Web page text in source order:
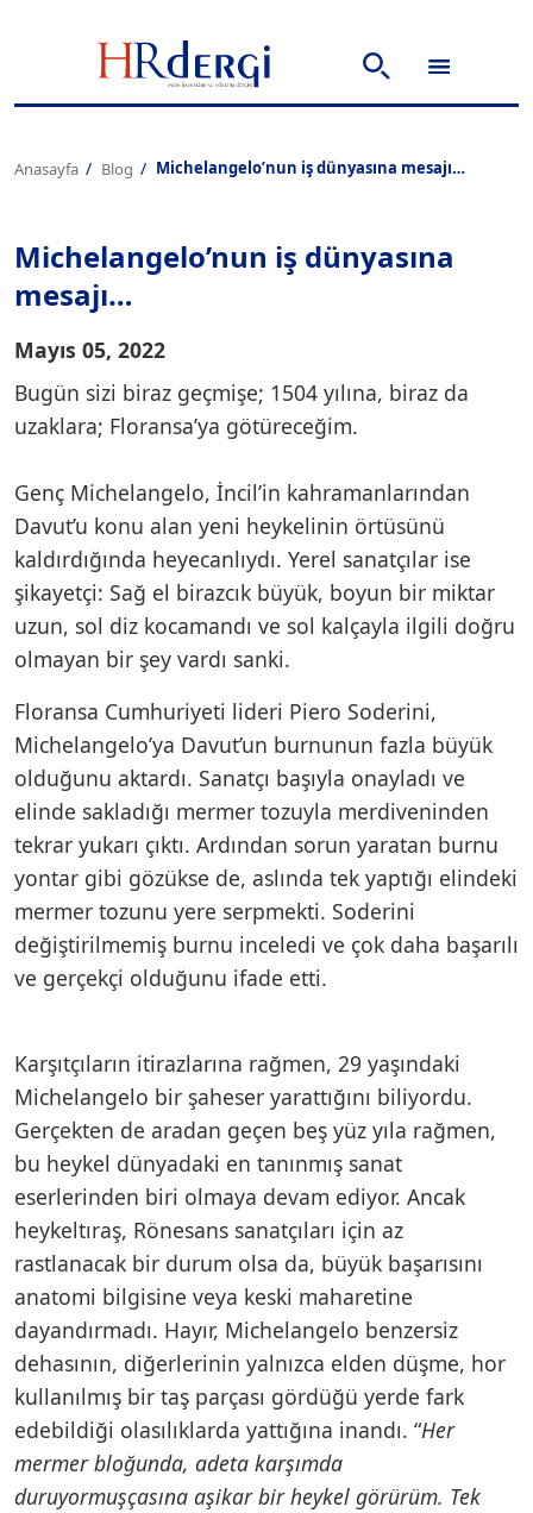
Anasayfa Blog Michelangelo’nun iş dünyasına mesajı…
Michelangelo’nun iş dünyasına
mesajı…
Mayıs 05, 2022
Bugün sizi biraz geçmişe; 1504 yılına, biraz da
uzaklara; Floransa’ya götüreceğim.
Genç Michelangelo, İncil’in kahramanlarından
Davut’u konu alan yeni heykelinin örtüsünü
kaldırdığında heyecanlıydı. Yerel sanatçılar ise
şikayetçi: Sağ el birazcık büyük, boyun bir miktar
uzun, sol diz kocamandı ve sol kalçayla ilgili doğru
olmayan bir şey vardı sanki.
Floransa Cumhuriyeti lideri Piero Soderini,
Michelangelo’ya Davut’un burnunun fazla büyük
olduğunu aktardı. Sanatçı başıyla onayladı ve
elinde sakladığı mermer tozuyla merdiveninden
tekrar yukarı çıktı. Ardından sorun yaratan burnu
yontar gibi gözükse de, aslında tek yaptığı elindeki
mermer tozunu yere serpmekti. Soderini
değiştirilmemiş burnu inceledi ve çok daha başarılı
ve gerçekçi olduğunu ifade etti.
Karşıtçıların itirazlarına rağmen, 29 yaşındaki
Michelangelo bir şaheser yarattığını biliyordu.
Gerçekten de aradan geçen beş yüz yıla rağmen,
bu heykel dünyadaki en tanınmış sanat
eserlerinden biri olmaya devam ediyor. Ancak
heykeltıraş, Rönesans sanatçıları için az
rastlanacak bir durum olsa da, büyük başarısını
anatomi bilgisine veya keski maharetine
dayandırmadı. Hayır, Michelangelo benzersiz
dehasının, diğerlerinin yalnızca elden düşme, hor
kullanılmış bir taş parçası gördüğü yerde fark
edebildiği olasılıklarda yattığına inandı. “Her
mermer bloğunda, adeta karşımda
duruyormuşçasına aşikar bir heykel görürüm. Tek